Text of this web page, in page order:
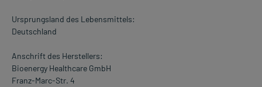
Ursprungsland des Lebensmittels:
Deutschland
Anschrift des Herstellers:
Bioenergy Healthcare GmbH
Franz-Marc-Str. 4